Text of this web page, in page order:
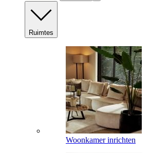
Ruimtes
Woonkamer inrichten